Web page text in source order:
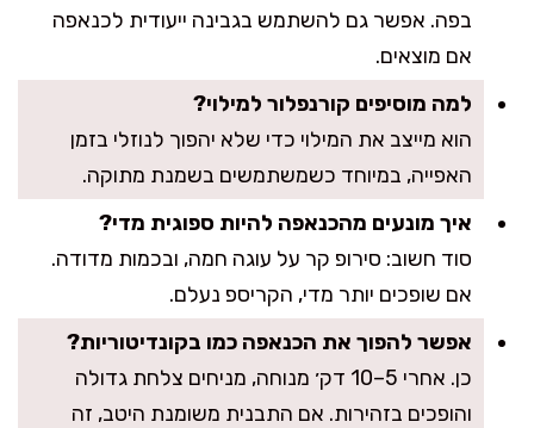
בפה. אפשר גם להשתמש בגבינה ייעודית לכנאפה
אם מוצאים.
למה מוסיפים קורנפלור למילוי?
הוא מייצב את המילוי כדי שלא יהפוך לנוזלי בזמן
האפייה, במיוחד כשמשתמשים בשמנת מתוקה.
איך מונעים מהכנאפה להיות ספוגית מדי?
סוד חשוב: סירופ קר על עוגה חמה, ובכמות מדודה.
אם שופכים יותר מדי, הקריספ נעלם.
אפשר להפוך את הכנאפה כמו בקונדיטוריות?
כן. אחרי 5–10 דק׳ מנוחה, מניחים צלחת גדולה
והופכים בזהירות. אם התבנית משומנת היטב, זה